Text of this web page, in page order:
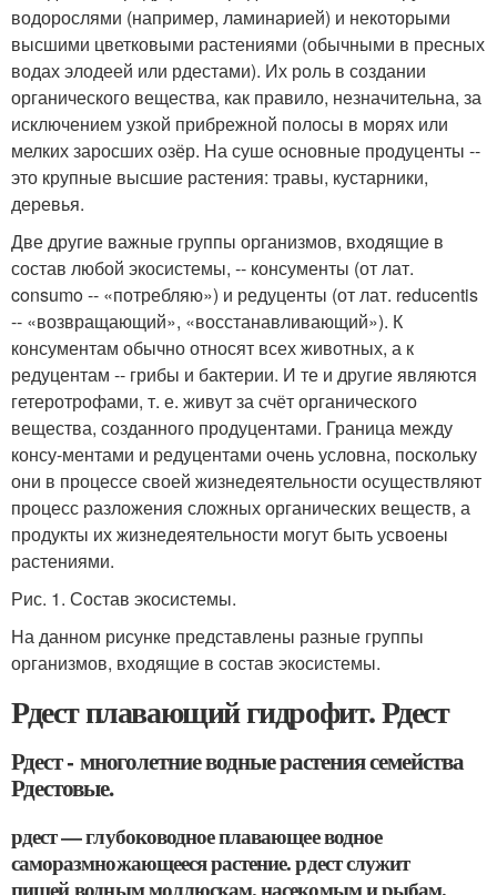
водорослями (например, ламинарией) и некоторыми
высшими цветковыми растениями (обычными в пресных
водах элодеей или рдестами). Их роль в создании
органического вещества, как правило, незначительна, за
исключением узкой прибрежной полосы в морях или
мелких заросших озёр. На суше основные продуценты --
это крупные высшие растения: травы, кустарники,
деревья.
Две другие важные группы организмов, входящие в
состав любой экосистемы, -- консументы (от лат.
consumo -- «потребляю») и редуценты (от лат. reducentis
-- «возвращающий», «восстанавливающий»). К
консументам обычно относят всех животных, а к
редуцентам -- грибы и бактерии. И те и другие являются
гетеротрофами, т. е. живут за счёт органического
вещества, созданного продуцентами. Граница между
консу-ментами и редуцентами очень условна, поскольку
они в процессе своей жизнедеятельности осуществляют
процесс разложения сложных органических веществ, а
продукты их жизнедеятельности могут быть усвоены
растениями.
Рис. 1. Состав экосистемы.
На данном рисунке представлены разные группы
организмов, входящие в состав экосистемы.
Рдест плавающий гидрофит. Рдест
Рдест - многолетние водные растения семейства
Рдестовые.
рдест — глубоководное плавающее водное
саморазмножающееся растение. рдест служит
пищей водным моллюскам, насекомым и рыбам.